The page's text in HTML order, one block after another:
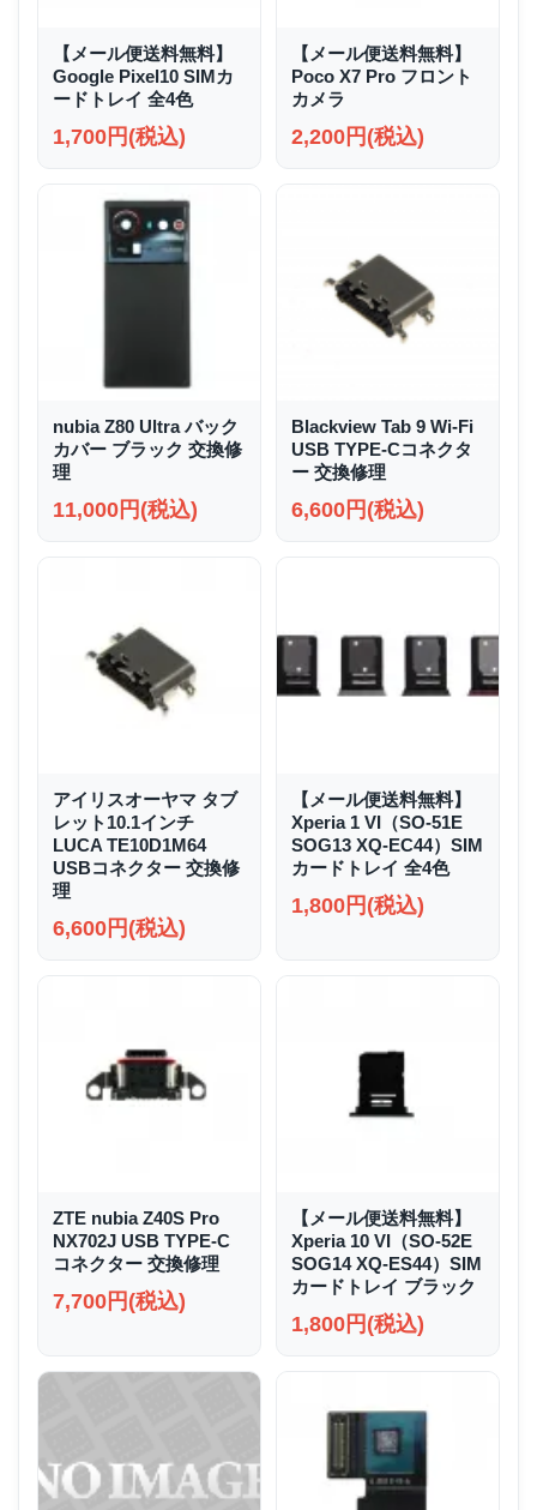
【メール便送料無料】
Google Pixel10 SIMカ
ードトレイ 全4色
1,700円(税込)
【メール便送料無料】
Poco X7 Pro フロント
カメラ
2,200円(税込)
nubia Z80 Ultra バック
カバー ブラック 交換修
理
11,000円(税込)
Blackview Tab 9 Wi-Fi
USB TYPE-Cコネクタ
ー 交換修理
6,600円(税込)
アイリスオーヤマ タブ
レット10.1インチ
LUCA TE10D1M64
USBコネクター 交換修
理
6,600円(税込)
【メール便送料無料】
Xperia 1 VI（SO-51E
SOG13 XQ-EC44）SIM
カードトレイ 全4色
1,800円(税込)
ZTE nubia Z40S Pro
NX702J USB TYPE-C
コネクター 交換修理
7,700円(税込)
【メール便送料無料】
Xperia 10 VI（SO-52E
SOG14 XQ-ES44）SIM
カードトレイ ブラック
1,800円(税込)